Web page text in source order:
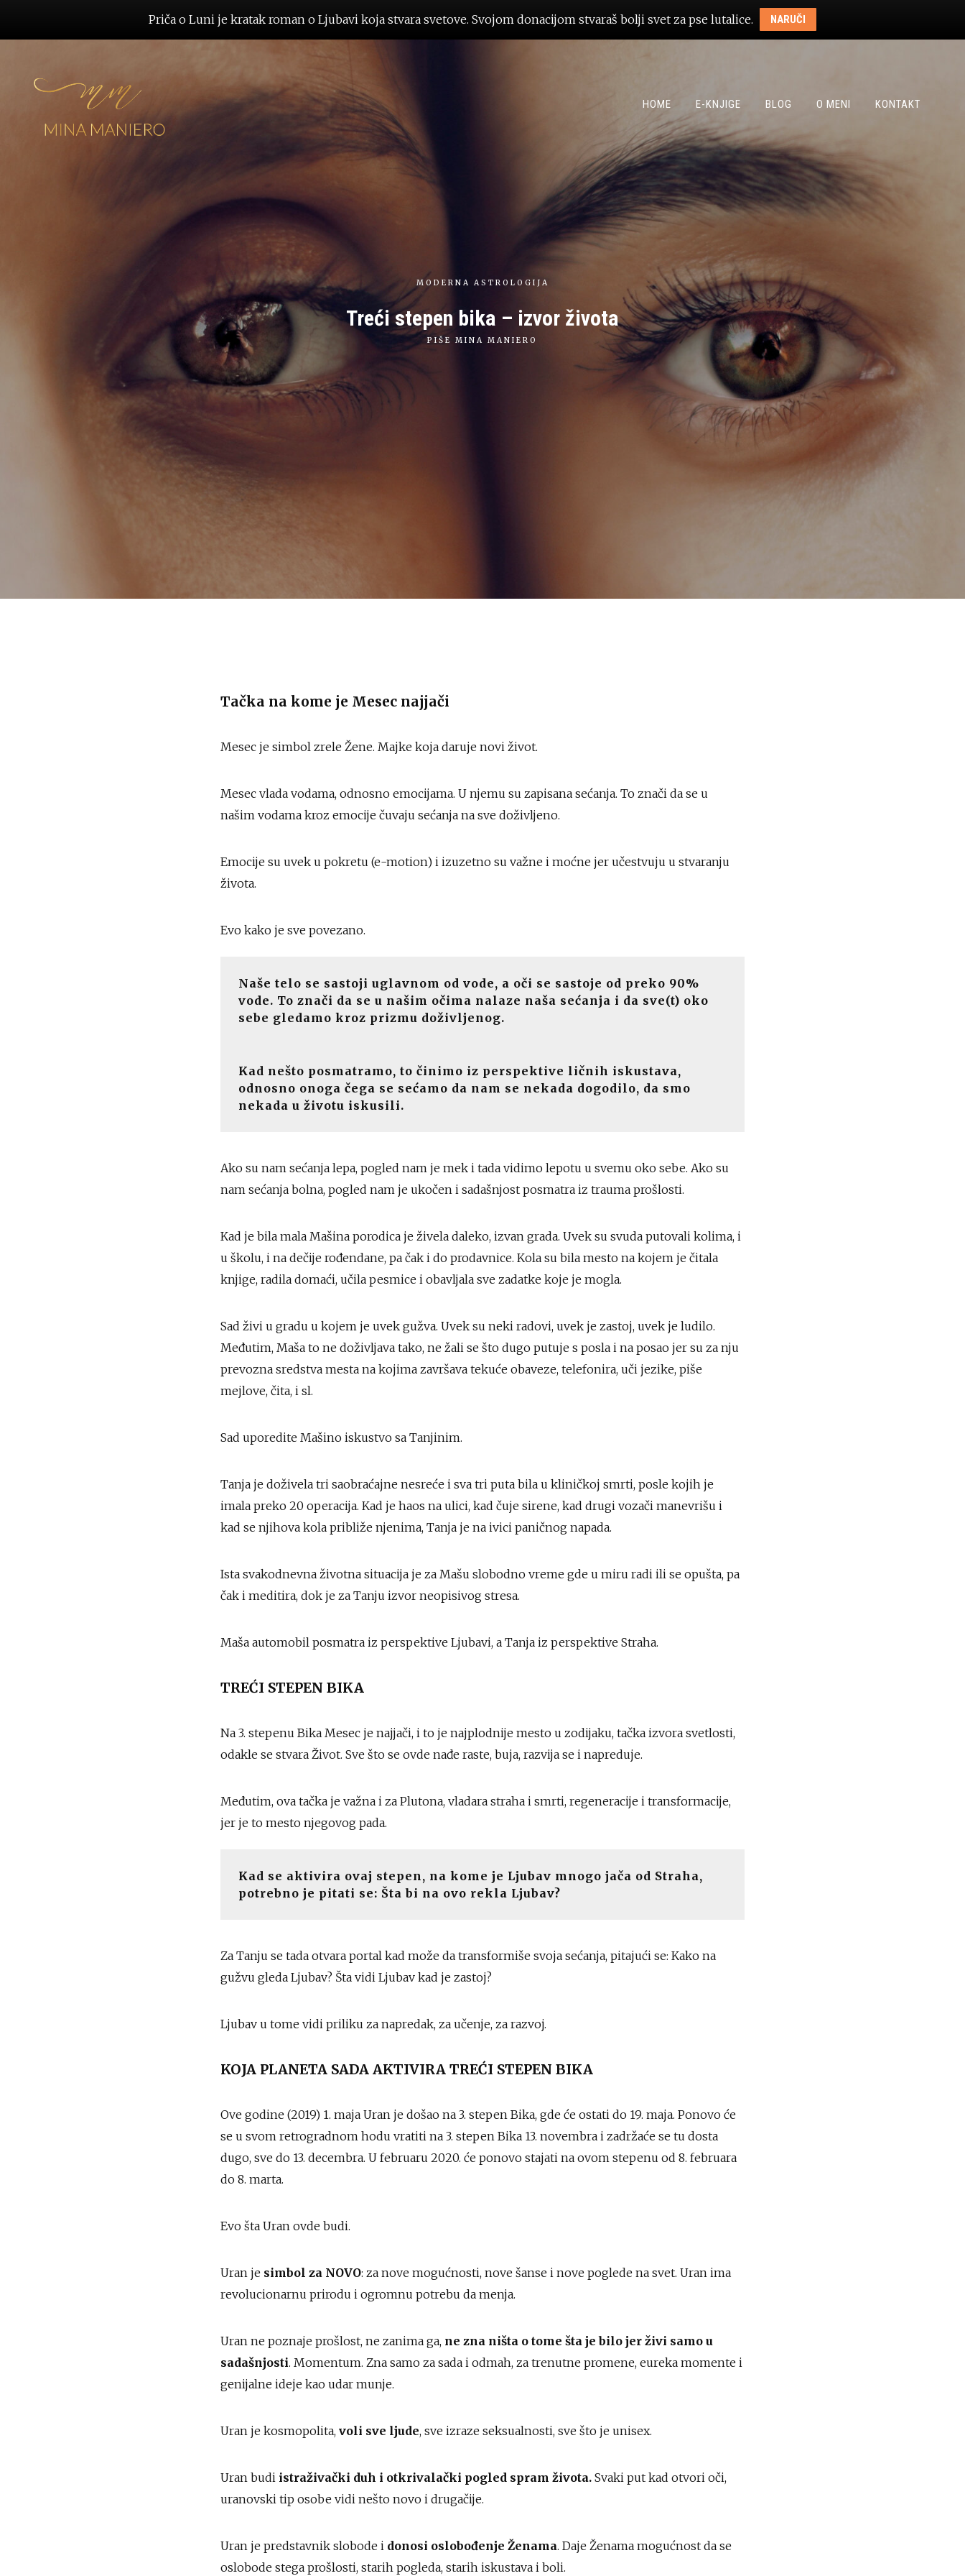
Priča o Luni je kratak roman o Ljubavi koja stvara svetove. Svojom donacijom stvaraš bolji svet za pse lutalice. NARUČI
HOME E-KNJIGE BLOG O MENI KONTAKT
MODERNA ASTROLOGIJA
Treći stepen bika – izvor života
PIŠE MINA MANIERO
Tačka na kome je Mesec najjači
Mesec je simbol zrele Žene. Majke koja daruje novi život.
Mesec vlada vodama, odnosno emocijama. U njemu su zapisana sećanja. To znači da se u
našim vodama kroz emocije čuvaju sećanja na sve doživljeno.
Emocije su uvek u pokretu (e-motion) i izuzetno su važne i moćne jer učestvuju u stvaranju
života.
Evo kako je sve povezano.
Naše telo se sastoji uglavnom od vode, a oči se sastoje od preko 90%
vode. To znači da se u našim očima nalaze naša sećanja i da sve(t) oko
sebe gledamo kroz prizmu doživljenog.
Kad nešto posmatramo, to činimo iz perspektive ličnih iskustava,
odnosno onoga čega se sećamo da nam se nekada dogodilo, da smo
nekada u životu iskusili.
Ako su nam sećanja lepa, pogled nam je mek i tada vidimo lepotu u svemu oko sebe. Ako su
nam sećanja bolna, pogled nam je ukočen i sadašnjost posmatra iz trauma prošlosti.
Kad je bila mala Mašina porodica je živela daleko, izvan grada. Uvek su svuda putovali kolima, i
u školu, i na dečije rođendane, pa čak i do prodavnice. Kola su bila mesto na kojem je čitala
knjige, radila domaći, učila pesmice i obavljala sve zadatke koje je mogla.
Sad živi u gradu u kojem je uvek gužva. Uvek su neki radovi, uvek je zastoj, uvek je ludilo.
Međutim, Maša to ne doživljava tako, ne žali se što dugo putuje s posla i na posao jer su za nju
prevozna sredstva mesta na kojima završava tekuće obaveze, telefonira, uči jezike, piše
mejlove, čita, i sl.
Sad uporedite Mašino iskustvo sa Tanjinim.
Tanja je doživela tri saobraćajne nesreće i sva tri puta bila u kliničkoj smrti, posle kojih je
imala preko 20 operacija. Kad je haos na ulici, kad čuje sirene, kad drugi vozači manevrišu i
kad se njihova kola približe njenima, Tanja je na ivici paničnog napada.
Ista svakodnevna životna situacija je za Mašu slobodno vreme gde u miru radi ili se opušta, pa
čak i meditira, dok je za Tanju izvor neopisivog stresa.
Maša automobil posmatra iz perspektive Ljubavi, a Tanja iz perspektive Straha.
TREĆI STEPEN BIKA
Na 3. stepenu Bika Mesec je najjači, i to je najplodnije mesto u zodijaku, tačka izvora svetlosti,
odakle se stvara Život. Sve što se ovde nađe raste, buja, razvija se i napreduje.
Međutim, ova tačka je važna i za Plutona, vladara straha i smrti, regeneracije i transformacije,
jer je to mesto njegovog pada.
Kad se aktivira ovaj stepen, na kome je Ljubav mnogo jača od Straha,
potrebno je pitati se: Šta bi na ovo rekla Ljubav?
Za Tanju se tada otvara portal kad može da transformiše svoja sećanja, pitajući se: Kako na
gužvu gleda Ljubav? Šta vidi Ljubav kad je zastoj?
Ljubav u tome vidi priliku za napredak, za učenje, za razvoj.
KOJA PLANETA SADA AKTIVIRA TREĆI STEPEN BIKA
Ove godine (2019) 1. maja Uran je došao na 3. stepen Bika, gde će ostati do 19. maja. Ponovo će
se u svom retrogradnom hodu vratiti na 3. stepen Bika 13. novembra i zadržaće se tu dosta
dugo, sve do 13. decembra. U februaru 2020. će ponovo stajati na ovom stepenu od 8. februara
do 8. marta.
Evo šta Uran ovde budi.
Uran je simbol za NOVO: za nove mogućnosti, nove šanse i nove poglede na svet. Uran ima
revolucionarnu prirodu i ogromnu potrebu da menja.
Uran ne poznaje prošlost, ne zanima ga, ne zna ništa o tome šta je bilo jer živi samo u
sadašnjosti. Momentum. Zna samo za sada i odmah, za trenutne promene, eureka momente i
genijalne ideje kao udar munje.
Uran je kosmopolita, voli sve ljude, sve izraze seksualnosti, sve što je unisex.
Uran budi istraživački duh i otkrivalački pogled spram života. Svaki put kad otvori oči,
uranovski tip osobe vidi nešto novo i drugačije.
Uran je predstavnik slobode i donosi oslobođenje Ženama. Daje Ženama mogućnost da se
oslobode stega prošlosti, starih pogleda, starih iskustava i boli.